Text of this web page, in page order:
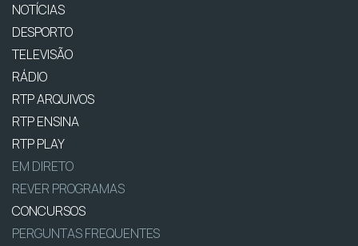
NOTÍCIAS
DESPORTO
TELEVISÃO
RÁDIO
RTP ARQUIVOS
RTP ENSINA
RTP PLAY
EM DIRETO
REVER PROGRAMAS
CONCURSOS
PERGUNTAS FREQUENTES